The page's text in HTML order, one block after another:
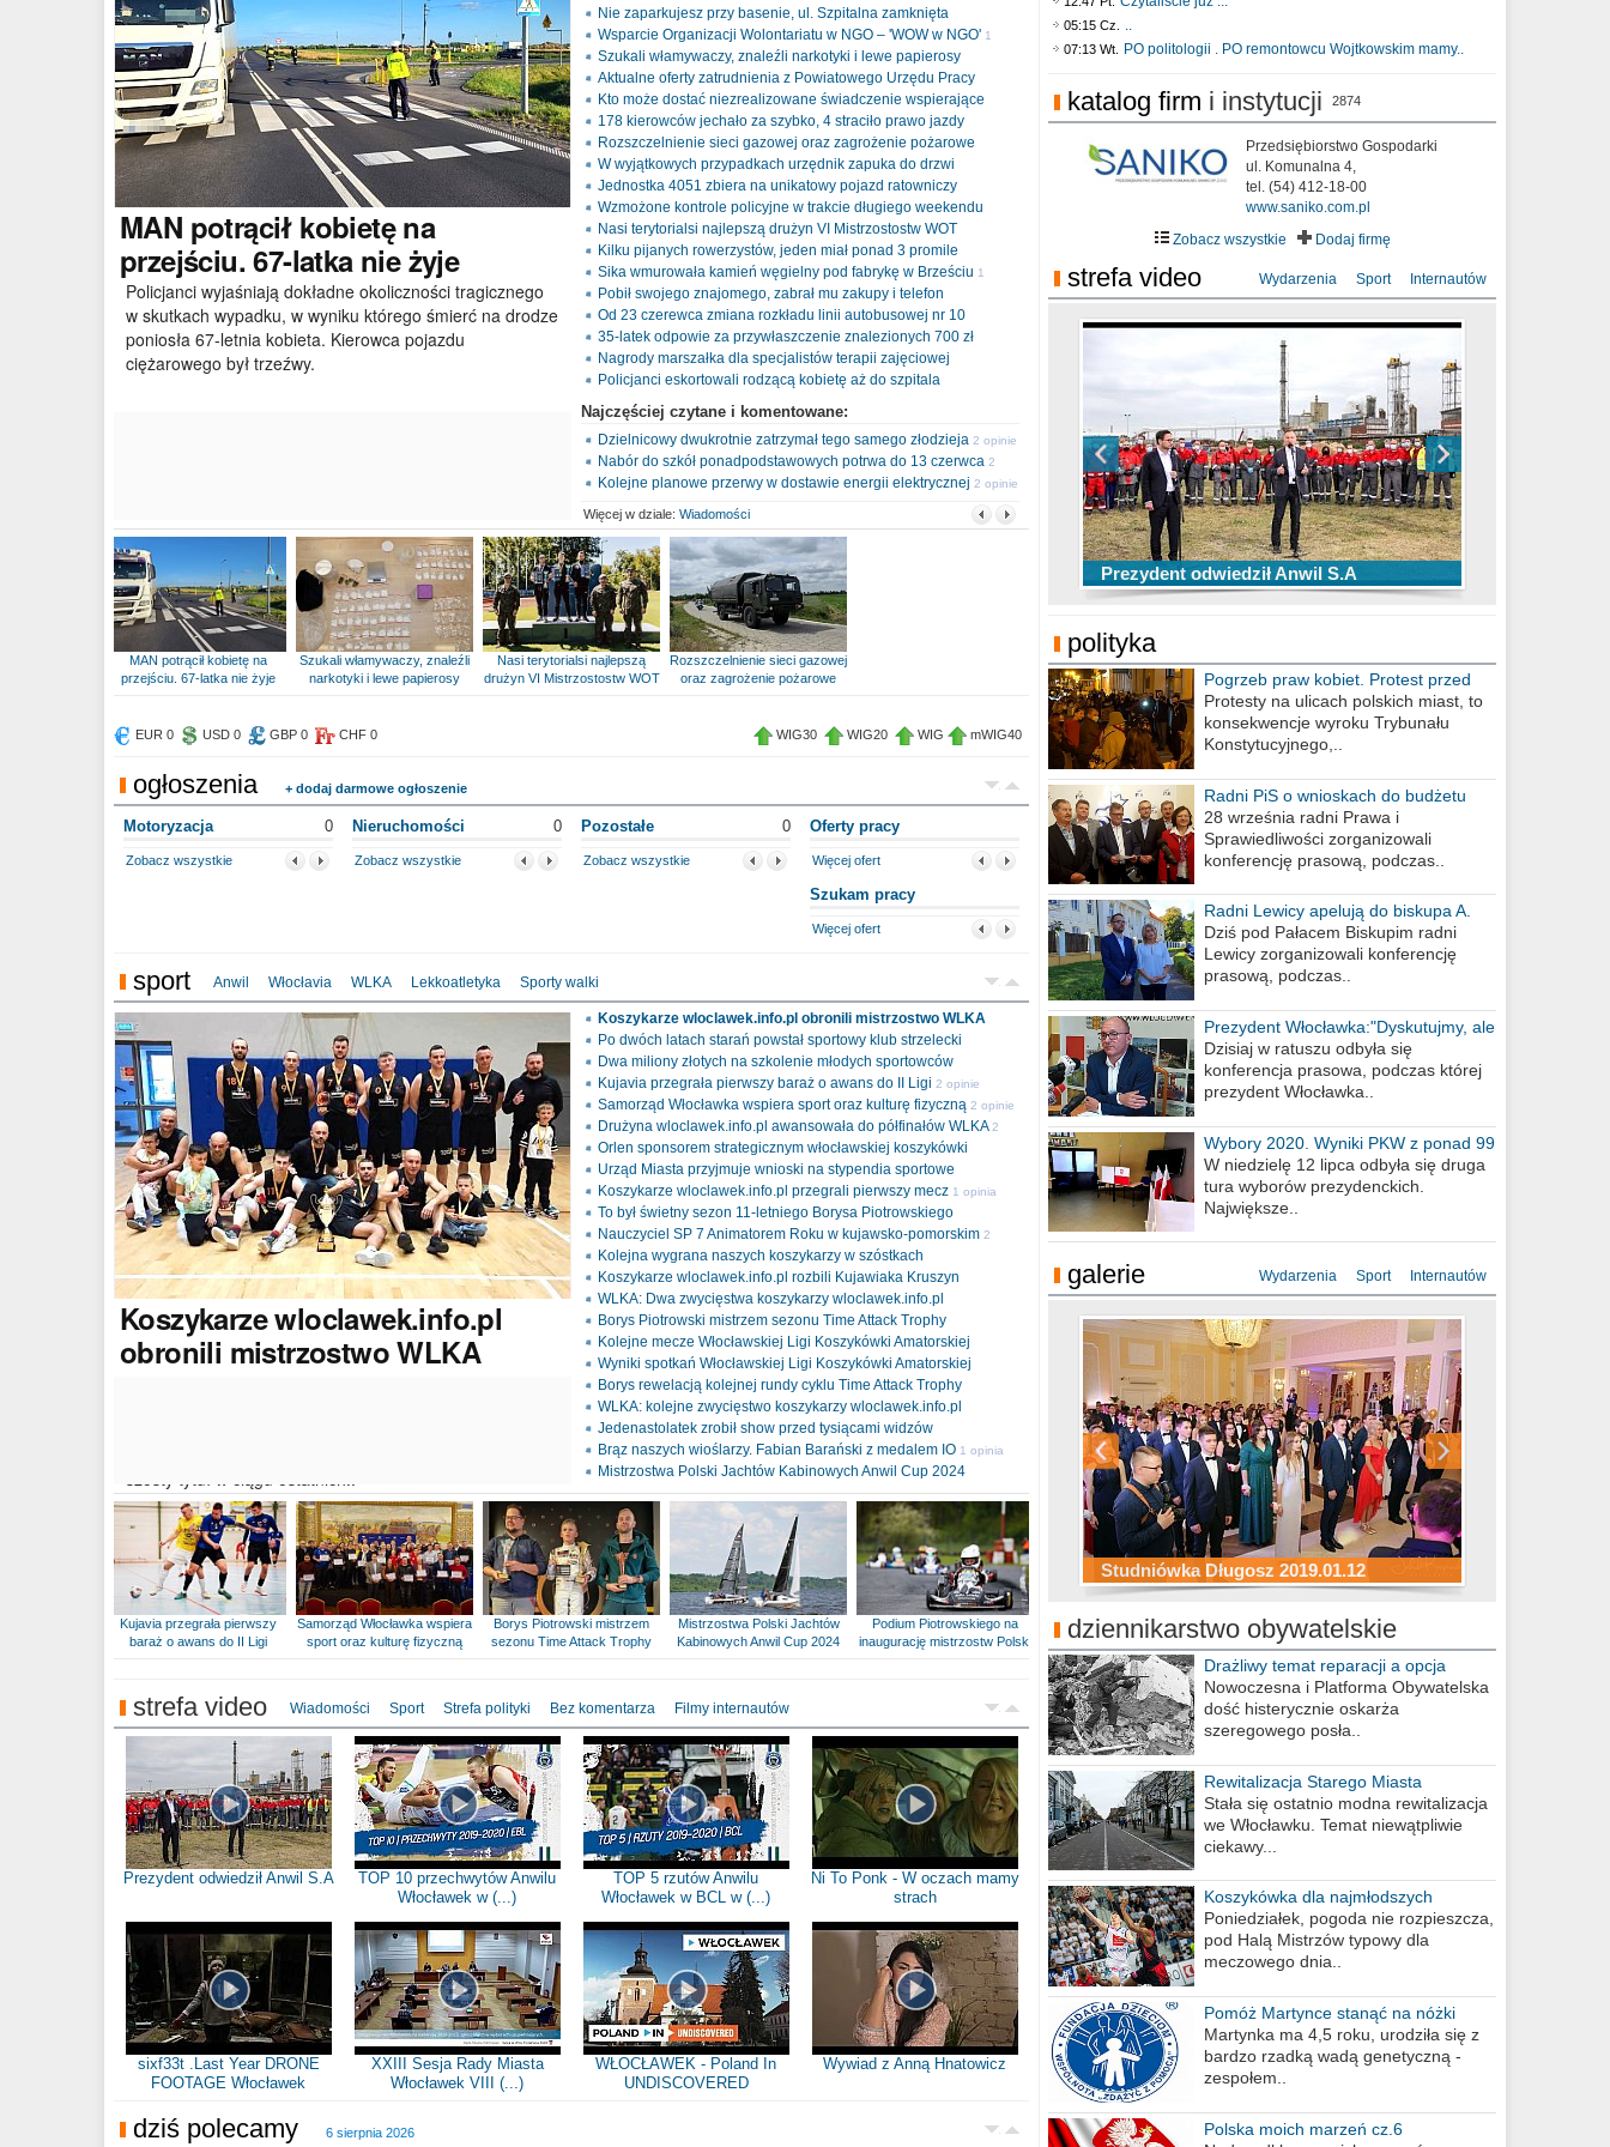
MAN potrącił kobietę na
przejściu. 67-latka nie żyje
Policjanci wyjaśniają dokładne okoliczności tragicznego
w skutkach wypadku, w wyniku którego śmierć na drodze
poniosła 67-letnia kobieta. Kierowca pojazdu
ciężarowego był trzeźwy.
Nie zaparkujesz przy basenie, ul. Szpitalna zamknięta
Wsparcie Organizacji Wolontariatu w NGO – 'WOW w NGO' 1
opinia
Szukali włamywaczy, znaleźli narkotyki i lewe papierosy
Aktualne oferty zatrudnienia z Powiatowego Urzędu Pracy
Kto może dostać niezrealizowane świadczenie wspierające
178 kierowców jechało za szybko, 4 straciło prawo jazdy
Rozszczelnienie sieci gazowej oraz zagrożenie pożarowe
W wyjątkowych przypadkach urzędnik zapuka do drzwi
Jednostka 4051 zbiera na unikatowy pojazd ratowniczy
Wzmożone kontrole policyjne w trakcie długiego weekendu
Nasi terytorialsi najlepszą drużyn VI Mistrzostostw WOT
Kilku pijanych rowerzystów, jeden miał ponad 3 promile
Sika wmurowała kamień węgielny pod fabrykę w Brześciu 1
opinia
Pobił swojego znajomego, zabrał mu zakupy i telefon
Od 23 czerewca zmiana rozkładu linii autobusowej nr 10
35-latek odpowie za przywłaszczenie znalezionych 700 zł
Nagrody marszałka dla specjalistów terapii zajęciowej
Policjanci eskortowali rodzącą kobietę aż do szpitala
Najczęściej czytane i komentowane:
Dzielnicowy dwukrotnie zatrzymał tego samego złodzieja 2 opinie
Nabór do szkół ponadpodstawowych potrwa do 13 czerwca 2
opinie
Kolejne planowe przerwy w dostawie energii elektrycznej 2 opinie
Więcej w dziale: Wiadomości
MAN potrącił kobietę na
przejściu. 67-latka nie żyje
Szukali włamywaczy, znaleźli
narkotyki i lewe papierosy
Nasi terytorialsi najlepszą
drużyn VI Mistrzostostw WOT
Rozszczelnienie sieci gazowej
oraz zagrożenie pożarowe
EUR 0 USD 0 GBP 0 CHF 0 WIG30 WIG20 WIG mWIG40
ogłoszenia + dodaj darmowe ogłoszenie
Motoryzacja 0
Zobacz wszystkie
Nieruchomości 0
Zobacz wszystkie
Pozostałe 0
Zobacz wszystkie
Oferty pracy
Więcej ofert
Szukam pracy
Więcej ofert
sport Anwil Włocłavia WLKA Lekkoatletyka Sporty walki
Koszykarzewloclawek.info.pl
obronili mistrzostwo WLKA
Koszykarze wloclawek.info.pl obronili mistrzostwo WLKA
Po dwóch latach starań powstał sportowy klub strzelecki
Dwa miliony złotych na szkolenie młodych sportowców
Kujavia przegrała pierwszy baraż o awans do II Ligi 2 opinie
Samorząd Włocławka wspiera sport oraz kulturę fizyczną 2 opinie
Drużyna wloclawek.info.pl awansowała do półfinałów WLKA 2
opinie
Orlen sponsorem strategicznym włocławskiej koszykówki
Urząd Miasta przyjmuje wnioski na stypendia sportowe
Koszykarze wloclawek.info.pl przegrali pierwszy mecz 1 opinia
To był świetny sezon 11-letniego Borysa Piotrowskiego
Nauczyciel SP 7 Animatorem Roku w kujawsko-pomorskim 2
opinie
Kolejna wygrana naszych koszykarzy w szóstkach
Koszykarze wloclawek.info.pl rozbili Kujawiaka Kruszyn
WLKA: Dwa zwycięstwa koszykarzy wloclawek.info.pl
Borys Piotrowski mistrzem sezonu Time Attack Trophy
Kolejne mecze Włocławskiej Ligi Koszykówki Amatorskiej
Wyniki spotkań Włocławskiej Ligi Koszykówki Amatorskiej
Borys rewelacją kolejnej rundy cyklu Time Attack Trophy
WLKA: kolejne zwycięstwo koszykarzy wloclawek.info.pl
Jedenastolatek zrobił show przed tysiącami widzów
Brąz naszych wioślarzy. Fabian Barański z medalem IO 1 opinia
Mistrzostwa Polski Jachtów Kabinowych Anwil Cup 2024
Kujavia przegrała pierwszy
baraż o awans do II Ligi
Samorząd Włocławka wspiera
sport oraz kulturę fizyczną
Borys Piotrowski mistrzem
sezonu Time Attack Trophy
Mistrzostwa Polski Jachtów
Kabinowych Anwil Cup 2024
Podium Piotrowskiego na
inaugurację mistrzostw Polski
strefa video Wiadomości Sport Strefa polityki Bez komentarza Filmy internautów
Prezydent odwiedził Anwil S.A
TOP 10 przechwytów Anwilu
Włocławek w (...)
TOP 5 rzutów Anwilu
Włocławek w BCL w (...)
Ni To Ponk - W oczach mamy
strach
sixf33t .Last Year DRONE
FOOTAGE Włocławek
XXIII Sesja Rady Miasta
Włocławek VIII (...)
WŁOCŁAWEK - Poland In
UNDISCOVERED
Wywiad z Anną Hnatowicz
dziś polecamy 6 sierpnia 2026
05:15 Cz. ..
07:13 Wt. PO politologii . PO remontowcu Wojtkowskim mamy..
katalog firm i instytucji 2874
Przedsiębiorstwo Gospodarki
ul. Komunalna 4,
tel. (54) 412-18-00
www.saniko.com.pl
Zobacz wszystkie
Dodaj firmę
strefa video Wydarzenia Sport Internautów
Prezydent odwiedził Anwil S.A
TOP 10 przechwytów Anwilu Włocławek
w EBL w sezonie 2019/2020
TOP 5 rzutów Anwilu Włocławek w BCL
w sezonie 2019/2020
Ni To Ponk - W oczach mamy strach
sixf33t .Last Year DRONE FOOTAGE
Włocławek
XXIII Sesja Rady Miasta Włocławek VIII
kadencji w dniu 09.06.2020 r.
polityka
Pogrzeb praw kobiet. Protest przed
biurem poselskim PiS
Protesty na ulicach polskich miast, to
konsekwencje wyroku Trybunału
Konstytucyjnego,..
Radni PiS o wnioskach do budżetu
miasta na 2021 rok
28 września radni Prawa i
Sprawiedliwości zorganizowali
konferencję prasową, podczas..
Radni Lewicy apelują do biskupa A.
Wiesława Meringa
Dziś pod Pałacem Biskupim radni
Lewicy zorganizowali konferencję
prasową, podczas..
Prezydent Włocławka:"Dyskutujmy, ale
nie obrażajmy się”
Dzisiaj w ratuszu odbyła się
konferencja prasowa, podczas której
prezydent Włocławka..
Wybory 2020. Wyniki PKW z ponad 99
procent obwodów
W niedzielę 12 lipca odbyła się druga
tura wyborów prezydenckich.
Największe..
galerie Wydarzenia Sport Internautów
Studniówka Długosz 2019.01.12
ZS Budowlanych 2019.01.12
Studniówka LZK 2019.01.11
Studniówka Kopernik 2019.01.11
Studniówka LMK 2019.01.05
Studniówka ZS Ekonomicznych
2019.01.05
dziennikarstwo obywatelskie
Drażliwy temat reparacji a opcja
berlińska
Nowoczesna i Platforma Obywatelska
dość histerycznie oskarża
szeregowego posła..
Rewitalizacja Starego Miasta
Stała się ostatnio modna rewitalizacja
we Włocławku. Temat niewątpliwie
ciekawy...
Koszykówka dla najmłodszych
Poniedziałek, pogoda nie rozpieszcza,
pod Halą Mistrzów typowy dla
meczowego dnia..
Pomóż Martynce stanąć na nóżki
Martynka ma 4,5 roku, urodziła się z
bardzo rzadką wadą genetyczną -
zespołem..
Polska moich marzeń cz.6